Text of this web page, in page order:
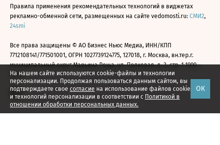
На нашем сайте используются cookie-файлы и технологии
персонализации. Продолжая пользоваться данным сайтом, вы
подтверждаете свое согласие на использование файлов cookie
и технологий персонализации в соответствии с Политикой в
отношении обработки персональных данных.
ОК
Правила применения рекомендательных технологий в виджетах
рекламно-обменной сети, размещенных на сайте vedomosti.ru: СМИ2,
24smi
Все права защищены © АО Бизнес Ньюс Медиа, ИНН/КПП
7712108141/771501001, ОГРН 1027739124775, 127018, г. Москва, вн.тер.г.
муниципальный округ Марьина Роща, ул. Полковая, д. 3, стр. 1 1999—
2026